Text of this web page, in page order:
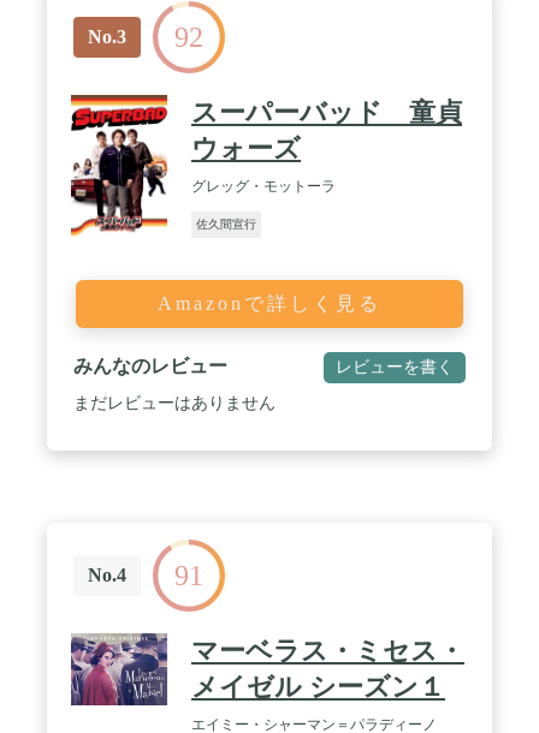
No.3 92
スーパーバッド 童貞
ウォーズ
グレッグ・モットーラ
佐久間宣行
Amazonで詳しく見る
みんなのレビュー レビューを書く
まだレビューはありません
No.4 91
マーベラス・ミセス・
メイゼル シーズン１
エイミー・シャーマン＝パラディーノ